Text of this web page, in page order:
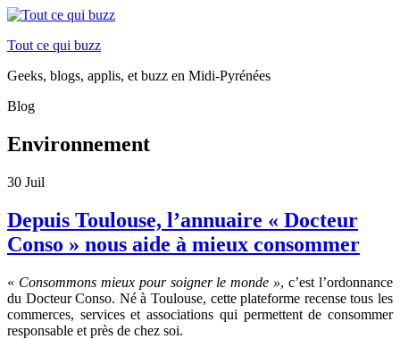
Tout ce qui buzz
Geeks, blogs, applis, et buzz en Midi-Pyrénées
Blog
Environnement
30 Juil
Depuis Toulouse, l’annuaire « Docteur
Conso » nous aide à mieux consommer
« Consommons mieux pour soigner le monde », c’est l’ordonnance
du Docteur Conso. Né à Toulouse, cette plateforme recense tous les
commerces, services et associations qui permettent de consommer
responsable et près de chez soi.